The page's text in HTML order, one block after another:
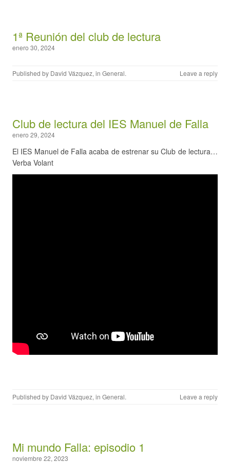
1ª Reunión del club de lectura
enero 30, 2024
Published by David Vázquez, in General. Leave a reply
Club de lectura del IES Manuel de Falla
enero 29, 2024
El IES Manuel de Falla acaba de estrenar su Club de lectura…
Verba Volant
Published by David Vázquez, in General. Leave a reply
Mi mundo Falla: episodio 1
noviembre 22, 2023